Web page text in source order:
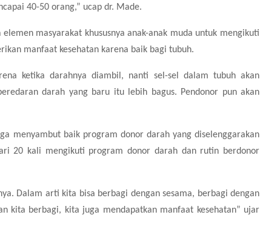
40-50 orang,” ucap dr. Made.
masyarakat khususnya anak-anak muda untuk mengikuti
manfaat kesehatan karena baik bagi tubuh.
ketika darahnya diambil, nanti sel-sel dalam tubuh akan
darah yang baru itu lebih bagus. Pendonor pun akan
menyambut baik program donor darah yang diselenggarakan
20 kali mengikuti program donor darah dan rutin berdonor
Dalam arti kita bisa berbagi dengan sesama, berbagi dengan
kita berbagi, kita juga mendapatkan manfaat kesehatan” ujar